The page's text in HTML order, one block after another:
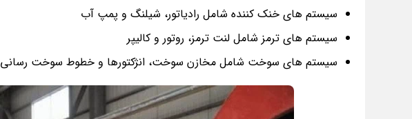
سیستم های خنک کننده شامل رادیاتور، شیلنگ و پمپ آب
سیستم های ترمز شامل لنت ترمز، روتور و کالیپر
سیستم های سوخت شامل مخازن سوخت، انژکتورها و خطوط سوخت رسانی